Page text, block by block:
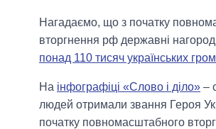
Нагадаємо, що з початку
вторгнення рф державні
понад 110 тисяч українських
На інфографіці «Слово і діло» –
людей отримали звання Героя
початку повномасштабного